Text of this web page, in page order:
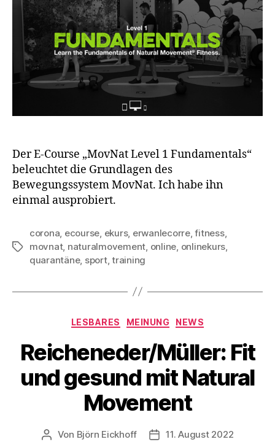
Der E-Course „MovNat Level 1 Fundamentals“
beleuchtet die Grundlagen des
Bewegungssystem MovNat. Ich habe ihn
einmal ausprobiert.
Schlagwörter
corona, ecourse, ekurs, erwanlecorre,fitness,
movnat, naturalmovement, online, onlinekurs,
quarantäne, sport,training
Kategorien
LESBARES MEINUNG NEWS
Reicheneder/Müller: Fit
und gesund mit Natural
Movement
Beitragsautor
Von Björn Eickhoff Veröffentlichungsdatum
11. August 2022